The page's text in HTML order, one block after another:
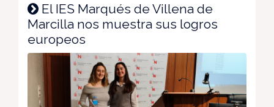
El IES Marqués de Villena de
Marcilla nos muestra sus logros
europeos